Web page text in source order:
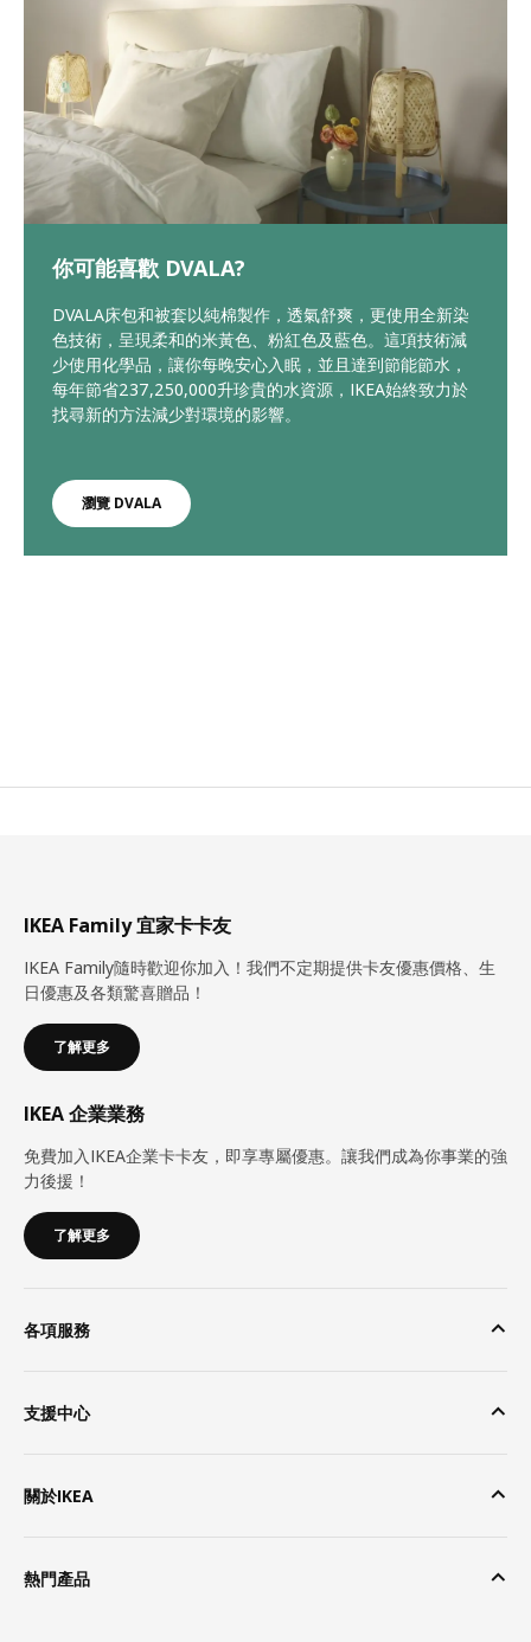
你可能喜歡 DVALA?
DVALA床包和被套以純棉製作，透氣舒爽，更使用全新染
色技術，呈現柔和的米黃色、粉紅色及藍色。這項技術減
少使用化學品，讓你每晚安心入眠，並且達到節能節水，
每年節省237,250,000升珍貴的水資源，IKEA始終致力於
找尋新的方法減少對環境的影響。
瀏覽 DVALA
IKEA Family 宜家卡卡友
IKEA Family隨時歡迎你加入！我們不定期提供卡友優惠價格、生
日優惠及各類驚喜贈品！
了解更多
IKEA 企業業務
免費加入IKEA企業卡卡友，即享專屬優惠。讓我們成為你事業的強
力後援！
了解更多
各項服務
支援中心
關於IKEA
熱門產品